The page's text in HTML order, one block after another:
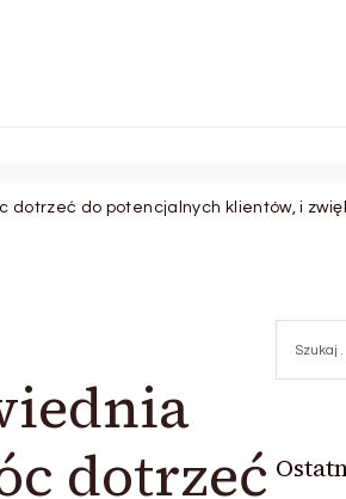
do potencjalnych klientów, i
dotrzeć